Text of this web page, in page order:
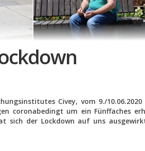
Civey, vom 9./
coronabedingt um ein Fünffaches
sich der Lockdown auf uns